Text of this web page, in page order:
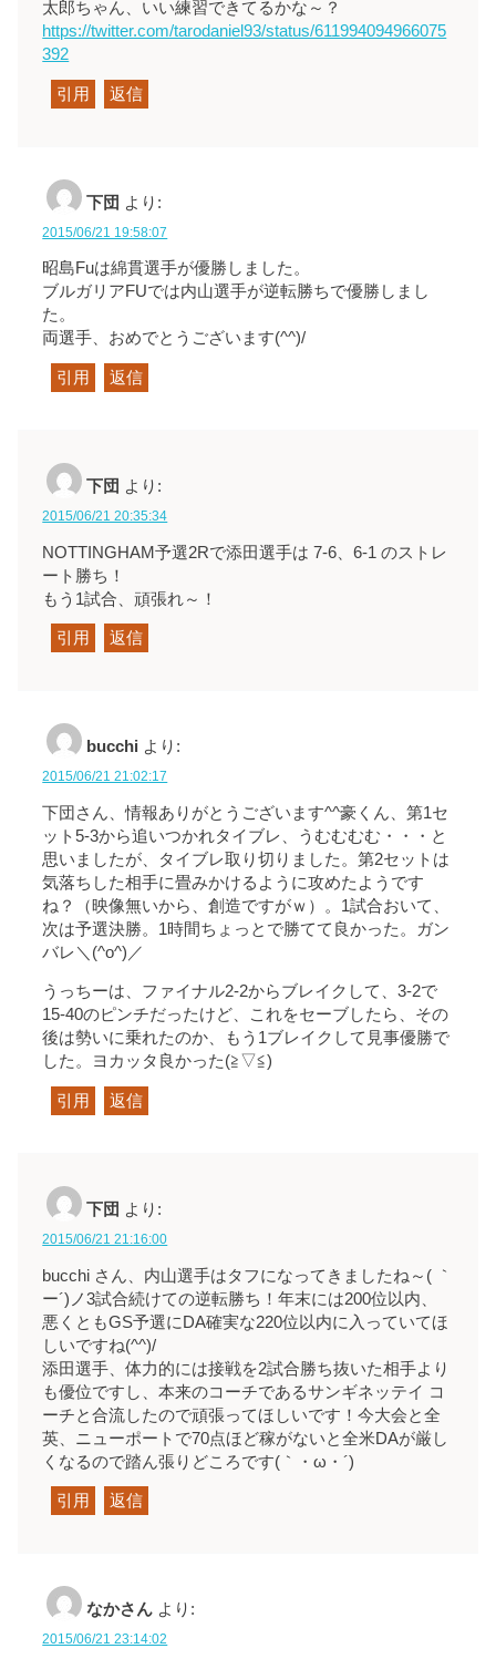
太郎ちゃん、いい練習できてるかな～？
https://twitter.com/tarodaniel93/status/611994094966075
392
引用 返信
下団 より:
2015/06/21 19:58:07
昭島Fuは綿貫選手が優勝しました。
ブルガリアFUでは内山選手が逆転勝ちで優勝しまし
た。
両選手、おめでとうございます(^^)/
引用 返信
下団 より:
2015/06/21 20:35:34
NOTTINGHAM予選2Rで添田選手は 7-6、6-1 のストレ
ート勝ち！
もう1試合、頑張れ～！
引用 返信
bucchi より:
2015/06/21 21:02:17
下団さん、情報ありがとうございます^^豪くん、第1セ
ット5-3から追いつかれタイブレ、うむむむむ・・・と
思いましたが、タイブレ取り切りました。第2セットは
気落ちした相手に畳みかけるように攻めたようです
ね？（映像無いから、創造ですがｗ）。1試合おいて、
次は予選決勝。1時間ちょっとで勝てて良かった。ガン
バレ＼(^o^)／
うっちーは、ファイナル2-2からブレイクして、3-2で
15-40のピンチだったけど、これをセーブしたら、その
後は勢いに乗れたのか、もう1ブレイクして見事優勝で
した。ヨカッタ良かった(≧▽≦)
引用 返信
下団 より:
2015/06/21 21:16:00
bucchi さん、内山選手はタフになってきましたね～( ｀
ー´)ノ3試合続けての逆転勝ち！年末には200位以内、
悪くともGS予選にDA確実な220位以内に入っていてほ
しいですね(^^)/
添田選手、体力的には接戦を2試合勝ち抜いた相手より
も優位ですし、本来のコーチであるサンギネッテイ コ
ーチと合流したので頑張ってほしいです！今大会と全
英、ニューポートで70点ほど稼がないと全米DAが厳し
くなるので踏ん張りどころです(｀・ω・´)ゞ
引用 返信
なかさん より:
2015/06/21 23:14:02